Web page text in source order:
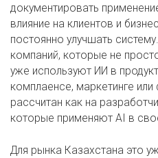
документировать
влияние на клиентов и
постоянно улучшать
компаний, которые не
уже используют ИИ в
комплаенсе, маркетинге
рассчитан как на
которые применяют AI в
Для рынка Казахстана это